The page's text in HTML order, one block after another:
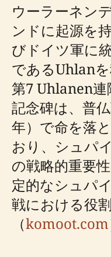
ウーラーネン
ンドに起源を
びドイツ軍に
であるUhlan
第7 Uhlanen
記念碑は、普
年）で命を落
おり、シュパ
の戦略的重要
定的なシュパ
戦における役
（komoot.com